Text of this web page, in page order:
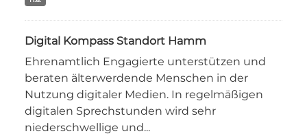
Digital Kompass Standort Hamm
Ehrenamtlich Engagierte unterstützen und
beraten älterwerdende Menschen in der
Nutzung digitaler Medien. In regelmäßigen
digitalen Sprechstunden wird sehr
niederschwellige und...